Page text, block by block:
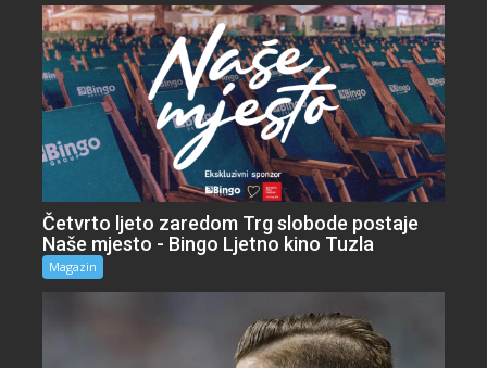
Četvrto ljeto zaredom Trg slobode postaje
Naše mjesto - Bingo Ljetno kino Tuzla
Magazin